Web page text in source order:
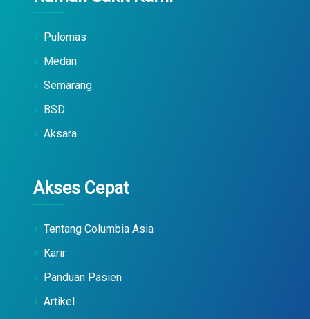
Pulomas
Medan
Semarang
BSD
Aksara
Akses Cepat
Tentang Columbia Asia
Karir
Panduan Pasien
Artikel